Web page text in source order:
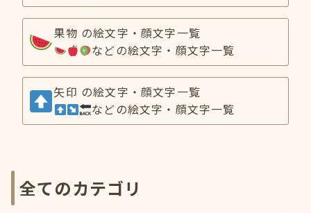
果物 の絵文字・顔文字一覧
などの絵文字・顔文字一覧
矢印 の絵文字・顔文字一覧
などの絵文字・顔文字一覧
全てのカテゴリ